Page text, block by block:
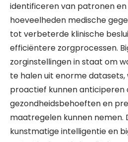
identificeren van patronen
hoeveelheden medische
tot verbeterde klinische
efficiëntere zorgprocessen.
zorginstellingen in staat om
te halen uit enorme datasets,
proactief kunnen anticiperen
gezondheidsbehoeften en
maatregelen kunnen nemen.
kunstmatige intelligentie en